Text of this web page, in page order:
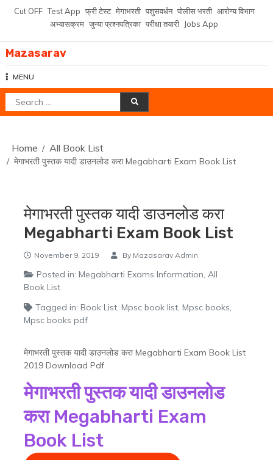
SkipCut OFF Test App फ्री टेस्ट मेगाभरती पशुसवर्धन पोलीस भरती आरोग्य विभाग
अभ्यासक्रम जुन्या प्रश्नपत्रिका परीक्षा तयारी Jobs App
Mazasarav
MENU
Search
for:
Home All Book List
मेगाभरती पुस्तक यादी डाउनलोड करा Megabharti Exam Book List
मेगाभरती पुस्तक यादी डाउनलोड करा
Megabharti Exam Book List
November 9, 2019 By Mazasarav Admin
Posted in: Megabharti Exams Information, All
Book List
Tagged in: Book List, Mpsc book list, Mpsc books,
Mpsc books pdf
मेगाभरती पुस्तक यादी डाउनलोड करा Megabharti Exam Book List
2019 Download Pdf
मेगाभरती पुस्तक यादी डाउनलोड
कराMegabharti Exam
Book List